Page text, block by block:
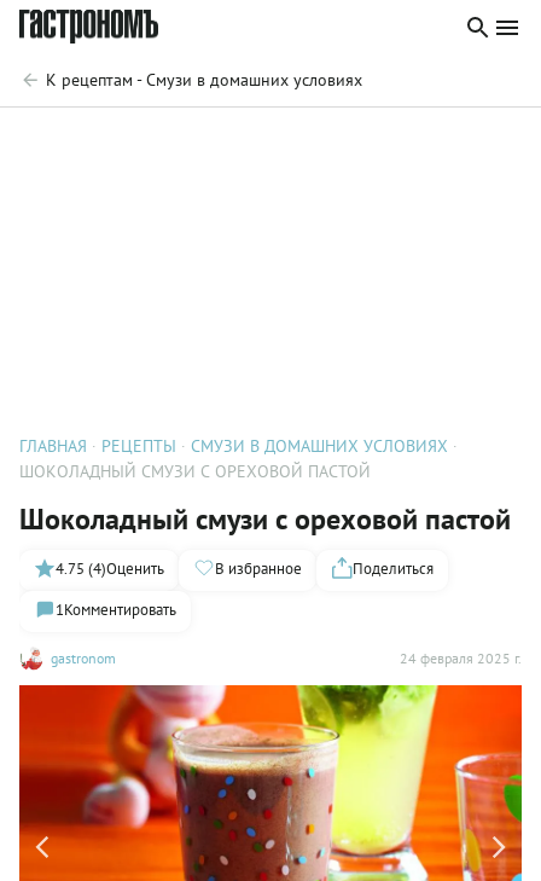
К рецептам - Смузи в домашних условиях
ГЛАВНАЯ РЕЦЕПТЫ
СМУЗИ В ДОМАШНИХ УСЛОВИЯХ
ШОКОЛАДНЫЙ СМУЗИ С ОРЕХОВОЙ ПАСТОЙ
Шоколадный смузи с ореховой пастой
gastronom 24 февраля 2025 г.
4.75 (4)Оценить В избранное
Поделиться
1Комментировать